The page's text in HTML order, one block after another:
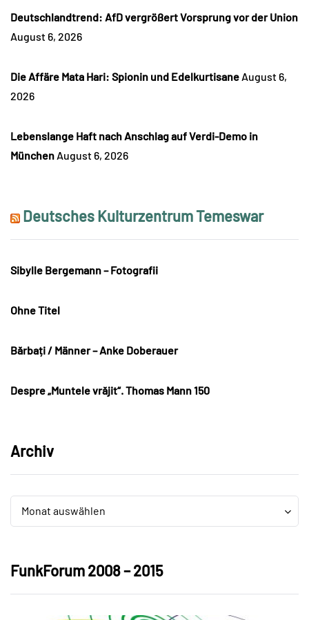
Deutschlandtrend: AfD vergrößert Vorsprung vor der Union
August 6, 2026
Die Affäre Mata Hari: Spionin und Edelkurtisane August 6,
2026
Lebenslange Haft nach Anschlag auf Verdi-Demo in
München August 6, 2026
Deutsches Kulturzentrum Temeswar
Sibylle Bergemann – Fotografii
Ohne Titel
Bărbați / Männer – Anke Doberauer
Despre „Muntele vrăjit“. Thomas Mann 150
Archiv
Archiv
Monat auswählen
Archiv
FunkForum 2008 – 2015